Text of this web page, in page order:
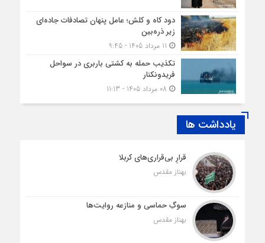
دود کاه و کلش؛ عامل پنهان تصادفات جاده‌ای
زیر ذره‌بین
تکذیب حمله به کشتی باربری در سواحل
فریدونکنار
یادداشت ها
قرارِ بی‌قراری‌های کربلا
بهناز مقدس
سوگِ حماسی و منازعه روایت‌ها
بهناز مقدس